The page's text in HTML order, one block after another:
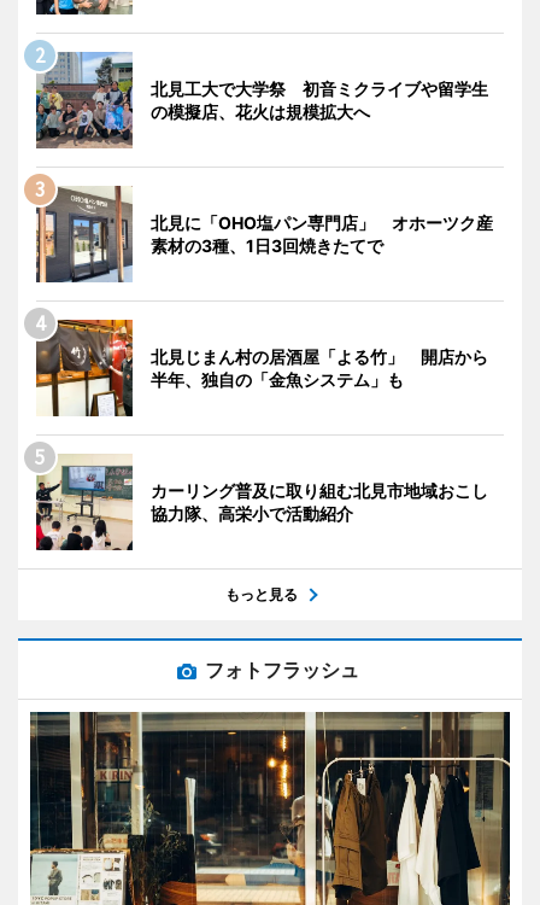
北見工大で大学祭 初音ミクライブや留学生
の模擬店、花火は規模拡大へ
北見に「OHO塩パン専門店」 オホーツク産
素材の3種、1日3回焼きたてで
北見じまん村の居酒屋「よる竹」 開店から
半年、独自の「金魚システム」も
カーリング普及に取り組む北見市地域おこし
協力隊、高栄小で活動紹介
もっと見る
フォトフラッシュ